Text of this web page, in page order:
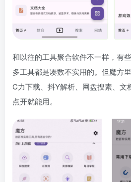
和以往的工具聚合软件不一样，有
多工具都是凑数不实用的。但魔方
C力下载、抖Y解析、网盘搜素、文
点开就能用。